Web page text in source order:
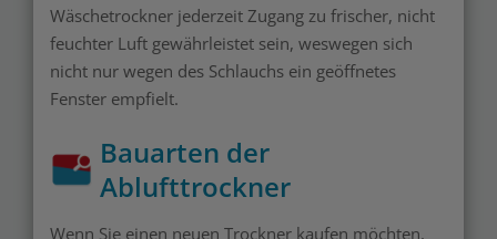
Wäschetrockner jederzeit Zugang zu frischer, nicht
feuchter Luft gewährleistet sein, weswegen sich
nicht nur wegen des Schlauchs ein geöffnetes
Fenster empfielt.
Bauarten der
Ablufttrockner
Wenn Sie einen neuen Trockner kaufen möchten,